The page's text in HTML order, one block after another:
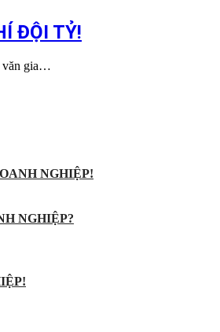
ĐỘI TỶ!
văn gia…
NGHIỆP!
NGHIỆP?